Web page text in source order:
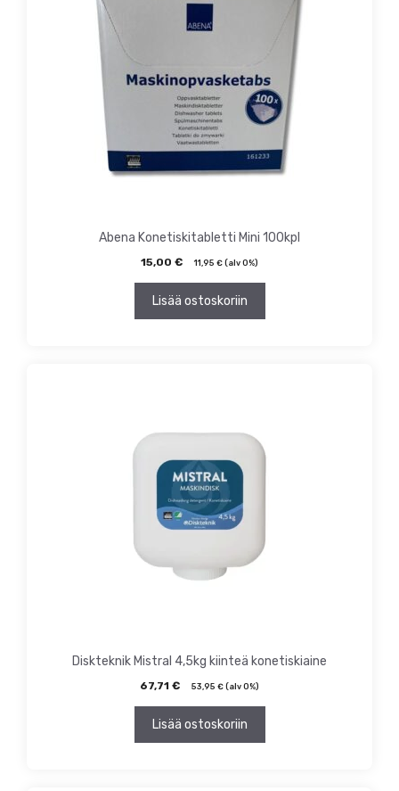
Abena Konetiskitabletti Mini 100kpl
15,00 € 11,95 € (alv 0%)
Lisää ostoskoriin
Diskteknik Mistral 4,5kg kiinteä konetiskiaine
67,71 € 53,95 € (alv 0%)
Lisää ostoskoriin